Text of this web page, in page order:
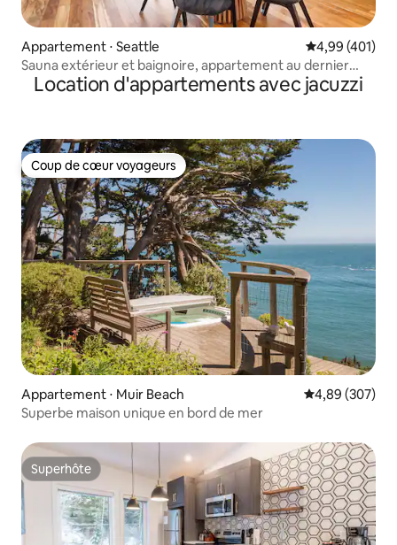
Appartement ⋅ Seattle Évaluation
4,99 (401)
Sauna extérieur et baignoire, appartement au dernier
étage
Location d'appartements avec jacuzzi
Coup de cœur voyageurs
Coup de cœur voyageurs
Appartement ⋅ Muir Beach Évaluation
4,89 (307)
Superbe maison unique en bord de mer
Superhôte
Superhôte